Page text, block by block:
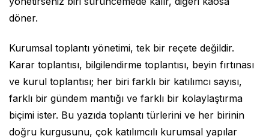
döner.
Kurumsal toplantı yönetimi, tek bir reçete değildir.
Karar toplantısı, bilgilendirme toplantısı, beyin fırtınası
ve kurul toplantısı; her biri farklı bir katılımcı sayısı,
farklı bir gündem mantığı ve farklı bir kolaylaştırma
biçimi ister. Bu yazıda toplantı türlerini ve her birinin
doğru kurgusunu, çok katılımcılı kurumsal yapılar